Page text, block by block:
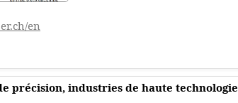
en
précision, industries de haute technologie